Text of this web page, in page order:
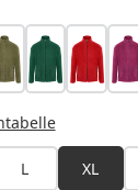
moosgrünwaldgrün
rot
L XL